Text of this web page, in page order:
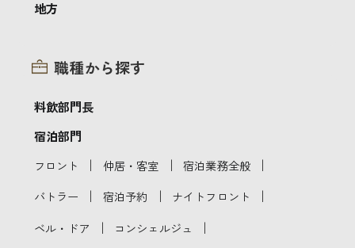
地方
職種から探す
料飲部門長
宿泊部門
フロント ｜ 仲居・客室 ｜ 宿泊業務全般 ｜
バトラー ｜ 宿泊予約 ｜ ナイトフロント ｜
ベル・ドア ｜ コンシェルジュ ｜